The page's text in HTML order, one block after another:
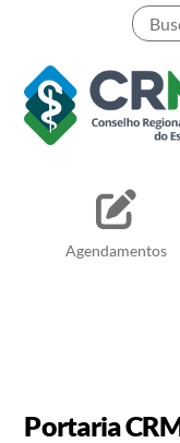
content
Agendamentos
Pesquisar
Portaria